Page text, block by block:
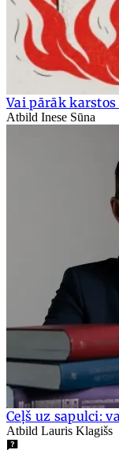
Vai pārāk
Atbild Inese Sūna
Ceļš uz sapulci:
Atbild Lauris Klagišs